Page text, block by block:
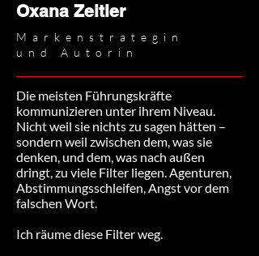
Oxana Zeitler
Markenstrategin
und Autorin
Die meisten Führungskräfte
kommunizieren unter ihrem Niveau.
Nicht weil sie nichts zu sagen hätten –
sondern weil zwischen dem, was sie
denken, und dem, was nach außen
dringt, zu viele Filter liegen. Agenturen,
Abstimmungsschleifen, Angst vor dem
falschen Wort.
Ich räume diese Filter weg.